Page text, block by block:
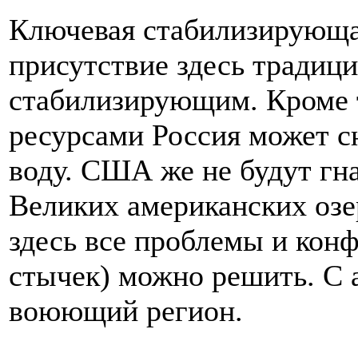
Ключевая
присутствие здесь
стабилизирующим. Кроме
ресурсами Россия может
воду. США же не будут
Великих американских
здесь все проблемы и
стычек) можно решить. С
воюющий регион.